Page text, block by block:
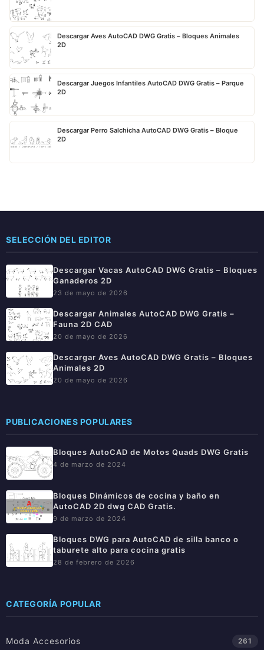
Descargar Aves AutoCAD DWG Gratis – Bloques Animales
2D
Descargar Juegos Infantiles AutoCAD DWG Gratis – Parque
2D
Descargar Perro Salchicha AutoCAD DWG Gratis – Bloque
2D
SELECCIÓN DEL EDITOR
Descargar Vacas AutoCAD DWG Gratis – Bloques
Ganaderos 2D
23 de mayo de 2026
Descargar Animales AutoCAD DWG Gratis –
Fauna 2D CAD
20 de mayo de 2026
Descargar Aves AutoCAD DWG Gratis – Bloques
Animales 2D
20 de mayo de 2026
PUBLICACIONES POPULARES
Bloques AutoCAD de Motos Quads DWG Gratis
4 de marzo de 2024
Bloques Dinámicos de cocina y baño en
AutoCAD 2D dwg CAD Gratis.
9 de marzo de 2024
Bloques DWG para AutoCAD de silla banco o
taburete alto para cocina gratis
28 de febrero de 2026
CATEGORÍA POPULAR
Moda Accesorios 261